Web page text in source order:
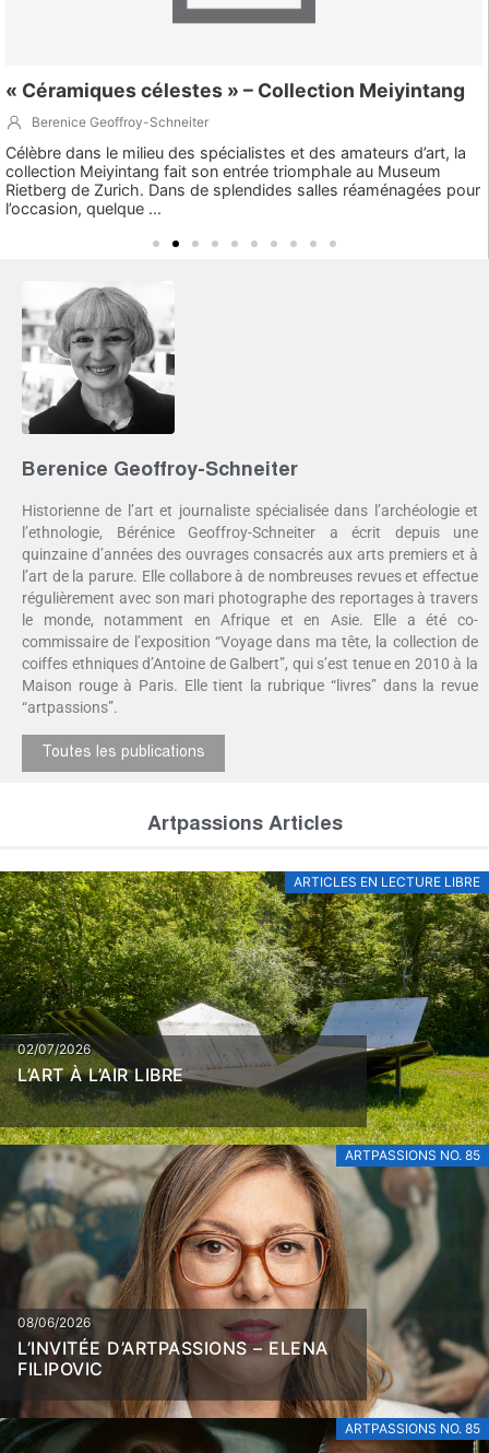
« Céramiques célestes » – Collection Meiyintang
Berenice Geoffroy-Schneiter
Célèbre dans le milieu des spécialistes et des amateurs d’art, la
collection Meiyintang fait son entrée triomphale au Museum
Rietberg de Zurich. Dans de splendides salles réaménagées pour
l’occasion, quelque ...
Berenice Geoffroy-Schneiter
Historienne de l’art et journaliste spécialisée dans l’archéologie et
l’ethnologie, Bérénice Geoffroy-Schneiter a écrit depuis une
quinzaine d’années des ouvrages consacrés aux arts premiers et à
l’art de la parure. Elle collabore à de nombreuses revues et effectue
régulièrement avec son mari photographe des reportages à travers
le monde, notamment en Afrique et en Asie. Elle a été co-
commissaire de l’exposition “Voyage dans ma tête, la collection de
coiffes ethniques d’Antoine de Galbert”, qui s’est tenue en 2010 à la
Maison rouge à Paris. Elle tient la rubrique “livres” dans la revue
“artpassions”.
Toutes les publications
Artpassions Articles
ARTICLES EN LECTURE LIBRE
02/07/2026
L’ART À L’AIR LIBRE
ARTPASSIONS NO. 85
08/06/2026
L’INVITÉE D’ARTPASSIONS – ELENA
FILIPOVIC
ARTPASSIONS NO. 85